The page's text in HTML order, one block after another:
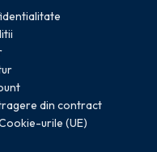
din contract
urile (UE)